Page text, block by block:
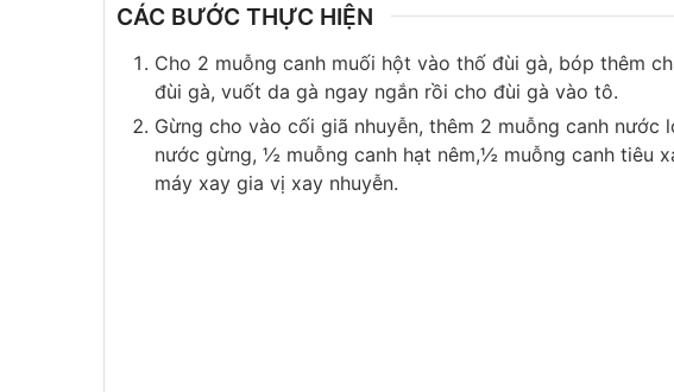
CÁC BƯỚC THỰC HIỆN
Cho 2 muỗng canh muối hột vào thố đùi gà, bóp thêm
đùi gà, vuốt da gà ngay ngắn rồi cho đùi gà vào tô.
Gừng cho vào cối giã nhuyễn, thêm 2 muỗng canh
nước gừng, ½ muỗng canh hạt nêm,½ muỗng canh tiêu
máy xay gia vị xay nhuyễn.